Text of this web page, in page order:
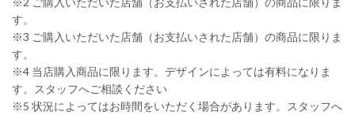
す。
※3 ご購入いただいた店舗（お支払いされた店舗）の商品に限りま
す。
※4 当店購入商品に限ります。デザインによっては有料になりま
す。スタッフへご相談ください
※5 状況によってはお時間をいただく場合があります。スタッフへ